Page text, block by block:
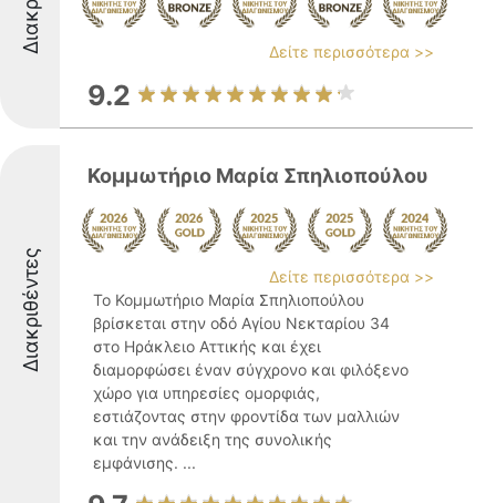
Δείτε περισσότερα >>
9.2
Διακριθέντες
Κομμωτήριο Μαρία Σπηλιοπούλου
Δείτε περισσότερα >>
Το Κομμωτήριο Μαρία Σπηλιοπούλου
βρίσκεται στην οδό Αγίου Νεκταρίου 34
στο Ηράκλειο Αττικής και έχει
διαμορφώσει έναν σύγχρονο και φιλόξενο
χώρο για υπηρεσίες ομορφιάς,
εστιάζοντας στην φροντίδα των μαλλιών
και την ανάδειξη της συνολικής
εμφάνισης. ...